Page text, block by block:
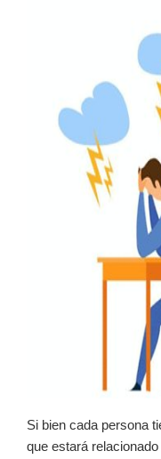
Si bien cada persona
que estará